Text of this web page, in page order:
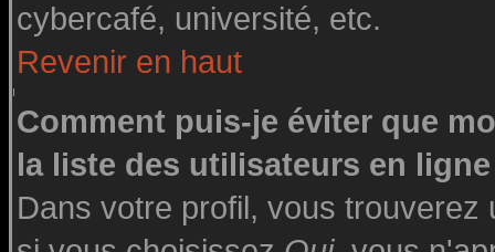
cybercafé, université, etc.
Revenir en haut
Comment puis-je éviter que
la liste des utilisateurs en
Dans votre profil, vous trouverez